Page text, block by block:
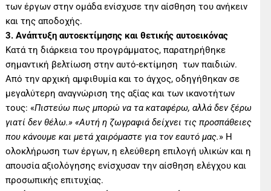
των έργων στην ομάδα ενίσχυσε την αίσθηση του ανήκειν
και της αποδοχής.
3. Ανάπτυξη αυτοεκτίμησης και θετικής αυτοεικόνας
Κατά τη διάρκεια του προγράμματος, παρατηρήθηκε
σημαντική βελτίωση στην αυτό-εκτίμηση των παιδιών.
Από την αρχική αμφιθυμία και το άγχος, οδηγήθηκαν σε
μεγαλύτερη αναγνώριση της αξίας και των ικανοτήτων
τους: «Πιστεύω πως μπορώ να τα καταφέρω, αλλά δεν ξέρω
γιατί δεν θέλω.» «Αυτή η ζωγραφιά δείχνει τις προσπάθειες
που κάνουμε και μετά χαιρόμαστε για τον εαυτό μας.» Η
ολοκλήρωση των έργων, η ελεύθερη επιλογή υλικών και η
απουσία αξιολόγησης ενίσχυσαν την αίσθηση ελέγχου και
προσωπικής επιτυχίας.